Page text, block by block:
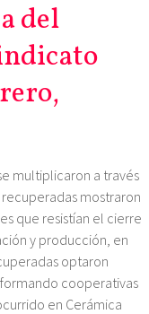
del
multiplicaron a través
mostraron
que resistían el cierre
y producción, en
optaron
cooperativas
en Cerámica